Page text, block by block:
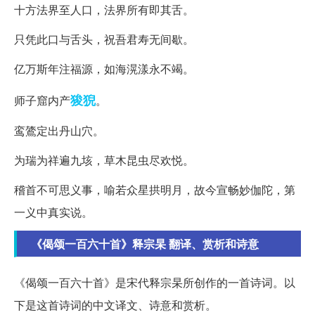
十方法界至人口，法界所有即其舌。
只凭此口与舌头，祝吾君寿无间歇。
亿万斯年注福源，如海滉漾永不竭。
师子窟内产狻猊。
鸾鷟定出丹山穴。
为瑞为祥遍九垓，草木昆虫尽欢悦。
稽首不可思义事，喻若众星拱明月，故今宣畅妙伽陀，第
一义中真实说。
《偈颂一百六十首》释宗杲 翻译、赏析和诗意
《偈颂一百六十首》是宋代释宗杲所创作的一首诗词。以
下是这首诗词的中文译文、诗意和赏析。